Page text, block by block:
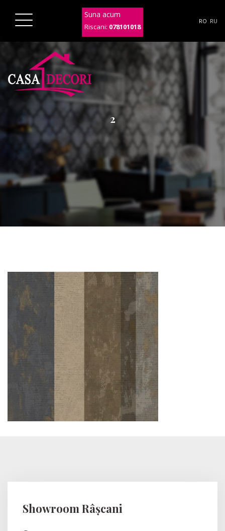
Suna acum
Riscani: 078101018
RO RU
2
Showroom Râșcani